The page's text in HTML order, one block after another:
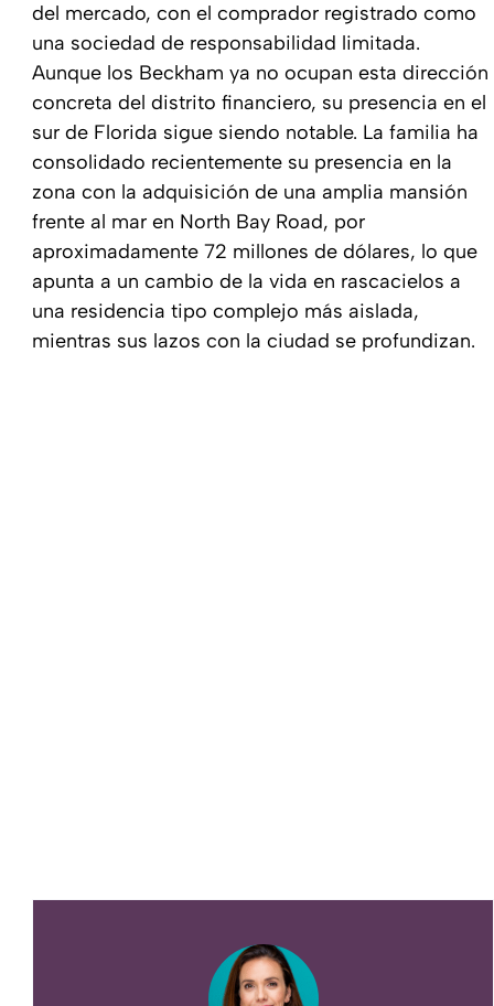
del mercado, con el comprador registrado como
una sociedad de responsabilidad limitada.
Aunque los Beckham ya no ocupan esta dirección
concreta del distrito financiero, su presencia en el
sur de Florida sigue siendo notable. La familia ha
consolidado recientemente su presencia en la
zona con la adquisición de una amplia mansión
frente al mar en North Bay Road, por
aproximadamente 72 millones de dólares, lo que
apunta a un cambio de la vida en rascacielos a
una residencia tipo complejo más aislada,
mientras sus lazos con la ciudad se profundizan.